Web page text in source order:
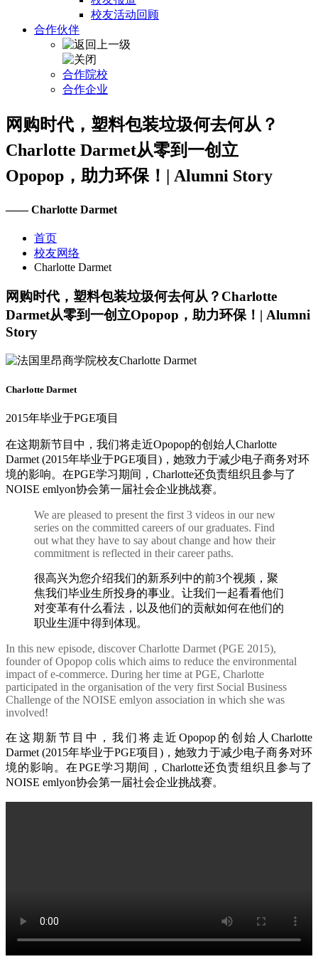
校友活动回顾
合作伙伴
合作院校
合作企业
网购时代，塑料包装垃圾何去何从？
Charlotte Darmet从零到一创立
Opopop，助力环保！| Alumni Story
—— Charlotte Darmet
首页
校友网络
Charlotte Darmet
网购时代，塑料包装垃圾何去何从？Charlotte
Darmet从零到一创立Opopop，助力环保！| Alumni
Story
Charlotte Darmet
2015年毕业于PGE项目
在这期新节目中，我们将走近Opopop的创始人Charlotte
Darmet (2015年毕业于PGE项目)，她致力于减少电子商务对环
境的影响。在PGE学习期间，Charlotte还负责组织且参与了
NOISE emlyon协会第一届社会企业挑战赛。
We are pleased to present the first 3 videos in our new
series on the committed careers of our graduates. Find
out what they have to say about change and how their
commitment is reflected in their career paths.
很高兴为您介绍我们的新系列中的前3个视频，聚
焦我们毕业生所投身的事业。让我们一起看看他们
对变革有什么看法，以及他们的贡献如何在他们的
职业生涯中得到体现。
In this new episode, discover Charlotte Darmet (PGE 2015),
founder of Opopop colis which aims to reduce the environmental
impact of e-commerce. During her time at PGE, Charlotte
participated in the organisation of the very first Social Business
Challenge of the NOISE emlyon association in which she was
involved!
在这期新节目中，我们将走近Opopop的创始人Charlotte
Darmet (2015年毕业于PGE项目)，她致力于减少电子商务对环
境的影响。在PGE学习期间，Charlotte还负责组织且参与了
NOISE emlyon协会第一届社会企业挑战赛。